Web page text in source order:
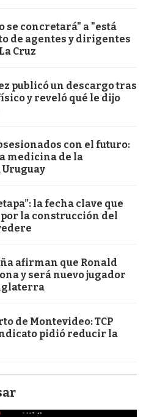
se concretará" a "está
de agentes y dirigentes
Cruz
publicó un descargo tras
y reveló qué le dijo
con el futuro:
medicina de la
la fecha clave que
la construcción del
afirman que Ronald
y será nuevo jugador
de Montevideo: TCP
pidió reducir la